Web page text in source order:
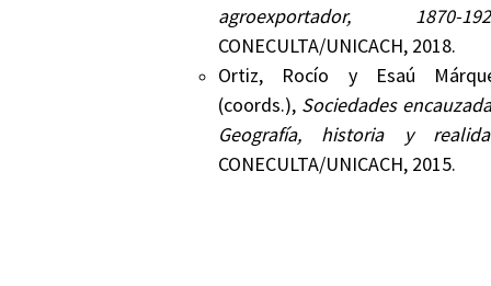
agroexportador, 1870-
CONECULTA/UNICACH, 2018.
Ortiz, Rocío y Esaú
(coords.), Sociedades
Geografía, historia y
CONECULTA/UNICACH, 2015.